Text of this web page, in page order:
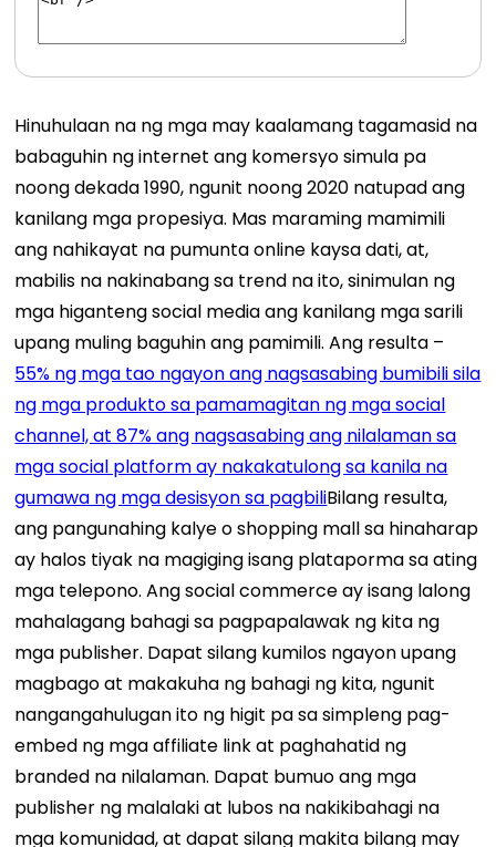
Hinuhulaan na ng mga may kaalamang tagamasid na
babaguhin ng internet ang komersyo simula pa
noong dekada 1990, ngunit noong 2020 natupad ang
kanilang mga propesiya. Mas maraming mamimili
ang nahikayat na pumunta online kaysa dati, at,
mabilis na nakinabang sa trend na ito, sinimulan ng
mga higanteng social media ang kanilang mga sarili
upang muling baguhin ang pamimili. Ang resulta –
55% ng mga tao ngayon ang nagsasabing bumibili sila
ng mga produkto sa pamamagitan ng mga social
channel, at 87% ang nagsasabing ang nilalaman sa
mga social platform ay nakakatulong sa kanila na
gumawa ng mga desisyon sa pagbiliBilang resulta,
ang pangunahing kalye o shopping mall sa hinaharap
ay halos tiyak na magiging isang plataporma sa ating
mga telepono. Ang social commerce ay isang lalong
mahalagang bahagi sa pagpapalawak ng kita ng
mga publisher. Dapat silang kumilos ngayon upang
magbago at makakuha ng bahagi ng kita, ngunit
nangangahulugan ito ng higit pa sa simpleng pag-
embed ng mga affiliate link at paghahatid ng
branded na nilalaman. Dapat bumuo ang mga
publisher ng malalaki at lubos na nakikibahagi na
mga komunidad, at dapat silang makita bilang may